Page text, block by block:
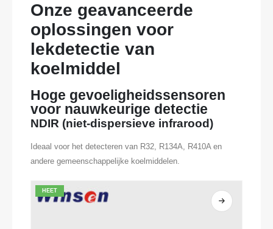
Onze geavanceerde
oplossingen voor
lekdetectie van
koelmiddel
Hoge gevoeligheidssensoren
voor nauwkeurige detectie
NDIR (niet-dispersieve infrarood)
Ideaal voor het detecteren van R32, R134A, R410A en
andere gemeenschappelijke koelmiddelen.
HEET